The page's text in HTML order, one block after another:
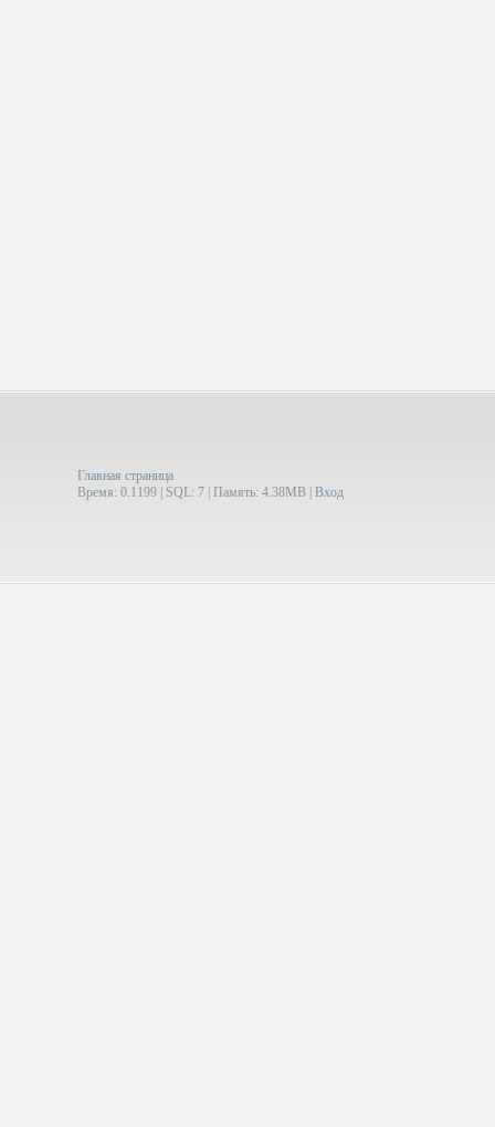
Главная страница
Время: 0.1199 | SQL: 7 | Память: 4.38MB Вход